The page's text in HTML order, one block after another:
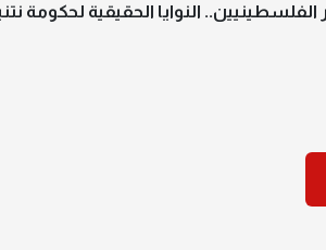
الفلسطينيين.. النوايا الحقيقية لحكومة